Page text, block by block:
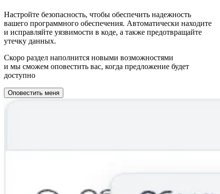
Настройте безопасность, чтобы обеспечить надежность
вашего программного обеспечения. Автоматически находите
и исправляйте уязвимости в коде, а также предотвращайте
утечку данных.
Скоро раздел наполнится новыми возможностями
и мы сможем оповестить вас, когда предложение будет
доступно
Оповестить меня